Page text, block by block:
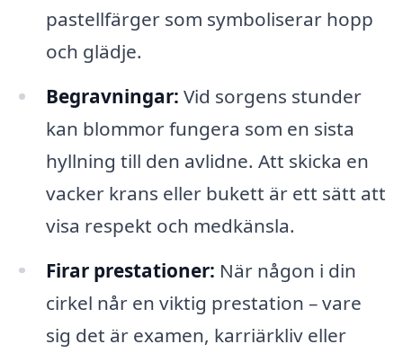
pastellfärger som symboliserar hopp
och glädje.
Begravningar: Vid sorgens stunder
kan blommor fungera som en sista
hyllning till den avlidne. Att skicka en
vacker krans eller bukett är ett sätt att
visa respekt och medkänsla.
Firar prestationer: När någon i din
cirkel når en viktig prestation – vare
sig det är examen, karriärkliv eller